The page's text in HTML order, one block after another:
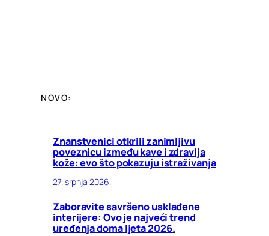
NOVO:
Znanstvenici otkrili zanimljivu
poveznicu između kave i zdravlja
kože: evo što pokazuju istraživanja
27. srpnja 2026.
Zaboravite savršeno usklađene
interijere: Ovo je najveći trend
uređenja doma ljeta 2026.